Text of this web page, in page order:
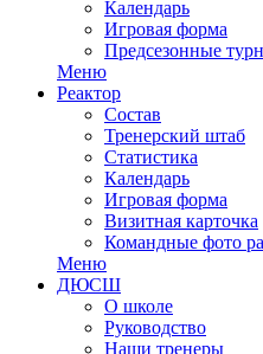
Календарь
Игровая форма
Предсезонные
Меню
Реактор
Состав
Тренерский штаб
Статистика
Календарь
Игровая форма
Визитная карточка
Командные фото
Меню
ДЮСШ
О школе
Руководство
Наши тренеры